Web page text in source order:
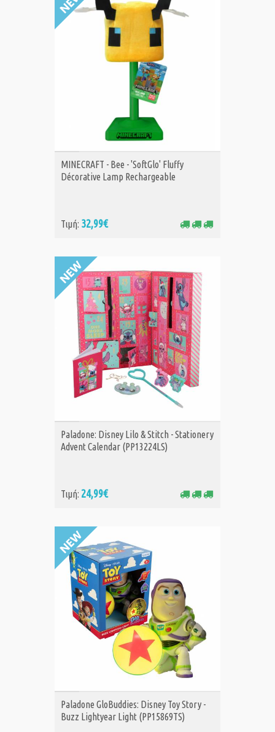
ΑΓΟΡΑ
MINECRAFT - Bee - 'SoftGlo' Fluffy
Décorative Lamp Rechargeable
Τιμή: 32,99€
ΑΓΟΡΑ
Paladone: Disney Lilo & Stitch - Stationery
Advent Calendar (PP13224LS)
Τιμή: 24,99€
ΑΓΟΡΑ
Paladone GloBuddies: Disney Toy Story -
Buzz Lightyear Light (PP15869TS)